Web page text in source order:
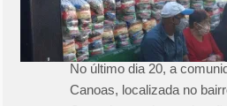
COVID-19
No último dia 20, a
Canoas, localizada no